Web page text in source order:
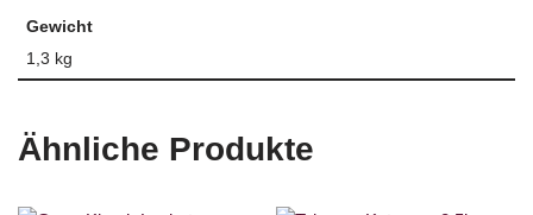
Gewicht
1,3 kg
Ähnliche Produkte